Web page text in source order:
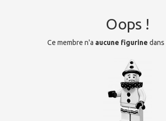
Oops !
Ce membre n'a aucune figurine dans